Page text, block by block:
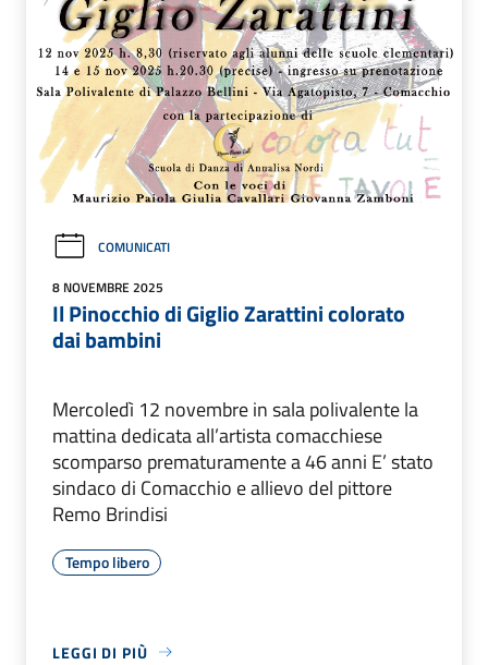
COMUNICATI
8 NOVEMBRE 2025
Il Pinocchio di Giglio Zarattini colorato
dai bambini
Mercoledì 12 novembre in sala polivalente la
mattina dedicata all’artista comacchiese
scomparso prematuramente a 46 anni E’ stato
sindaco di Comacchio e allievo del pittore
Remo Brindisi
Tempo libero
LEGGI DI PIÙ